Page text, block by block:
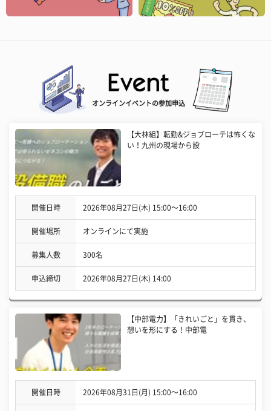
オンラインイベントの参加申込
【大林組】転勤&ジョブローテは怖くな
い！九州の現場から設
開催日時 2026年08月27日(木) 15:00〜16:00
開催場所 オンラインにて実施
募集人数 300名
申込締切 2026年08月27日(木) 14:00
【中部電力】「きれいごと」を貫き、
想いを形にする！中部電
開催日時 2026年08月31日(月) 15:00〜16:00